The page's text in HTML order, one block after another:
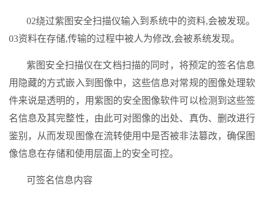
02绕过紫图安全扫描仪输入到系统中的资料,会被发现。
03资料在存储,传输的过程中被人为修改,会被系统发现。
紫图安全扫描仪在文档扫描的同时，将预定的签名信息
用隐藏的方式嵌入到图像中，这些信息对常规的图像处理软
件来说是透明的，用紫图的安全图像软件可以检测到这些签
名信息及其完整性，由此可对图像的出处、真伪、删改进行
鉴别，从而发现图像在流转使用中是否被非法篡改，确保图
像信息在存储和使用层面上的安全可控。
可签名信息内容